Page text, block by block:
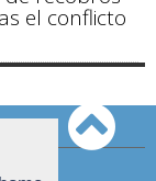
el conflicto